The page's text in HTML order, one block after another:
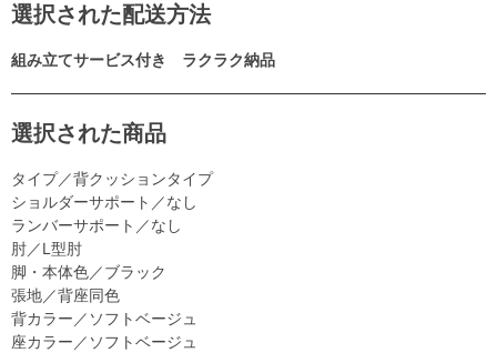
選択された配送方法
組み立てサービス付き ラクラク納品
選択された商品
タイプ／背クッションタイプ
ショルダーサポート／なし
ランバーサポート／なし
肘／L型肘
脚・本体色／ブラック
張地／背座同色
背カラー／ソフトベージュ
座カラー／ソフトベージュ